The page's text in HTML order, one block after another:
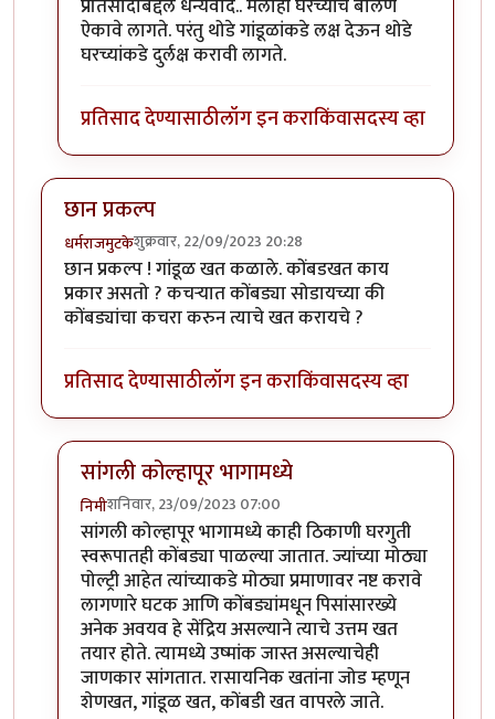
प्रतिसादाबद्दल धन्यवाद.. मलाही घरच्यांचे बोलणे
ऐकावे लागते. परंतु थोडे गांडूळांकडे लक्ष देऊन थोडे
घरच्यांकडे दुर्लक्ष करावी लागते.
प्रतिसाद देण्यासाठीलॉग इन कराकिंवासदस्य व्हा
छान प्रकल्प
धर्मराजमुटकेशुक्रवार, 22/09/2023 20:28
छान प्रकल्प ! गांडूळ खत कळाले. कोंबडखत काय
प्रकार असतो ? कचर्‍यात कोंबड्या सोडायच्या की
कोंबड्यांचा कचरा करुन त्याचे खत करायचे ?
प्रतिसाद देण्यासाठीलॉग इन कराकिंवासदस्य व्हा
सांगली कोल्हापूर भागामध्ये
निमीशनिवार, 23/09/2023 07:00
In reply toछान प्रकल्पbyधर्मराजमुटके
सांगली कोल्हापूर भागामध्ये काही ठिकाणी घरगुती
स्वरूपातही कोंबड्या पाळल्या जातात. ज्यांच्या मोठ्या
पोल्ट्री आहेत त्यांच्याकडे मोठ्या प्रमाणावर नष्ट करावे
लागणारे घटक आणि कोंबड्यांमधून पिसांसारख्ये
अनेक अवयव हे सेंद्रिय असल्याने त्याचे उत्तम खत
तयार होते. त्यामध्ये उष्मांक जास्त असल्याचेही
जाणकार सांगतात. रासायनिक खतांना जोड म्हणून
शेणखत, गांडूळ खत, कोंबडी खत वापरले जाते.